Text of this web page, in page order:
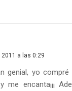
a las 0:29
genial, yo compré
me encanta¡¡¡